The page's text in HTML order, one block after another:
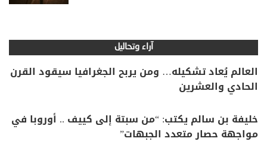
آراء وتحاليل
العالم يُعاد تشكيله… ومن يربح الجغرافيا سيقود القرن
الحادي والعشرين
خليفة بن سالم يكتب: “من سبتة إلى كييف .. أوروبا في
مواجهة حصار متعدد الجبهات”